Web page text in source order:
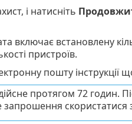
і натисніть
включає встановлену
пристроїв.
пошту інструкції
протягом 72 годин.
запрошення скористатися